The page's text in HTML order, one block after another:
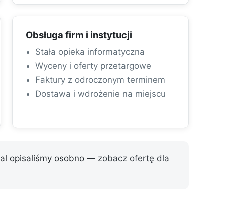
Obsługa firm i instytucji
Stała opieka informatyczna
Wyceny i oferty przetargowe
Faktury z odroczonym terminem
Dostawa i wdrożenie na miejscu
opisaliśmy osobno — zobacz ofertę dla